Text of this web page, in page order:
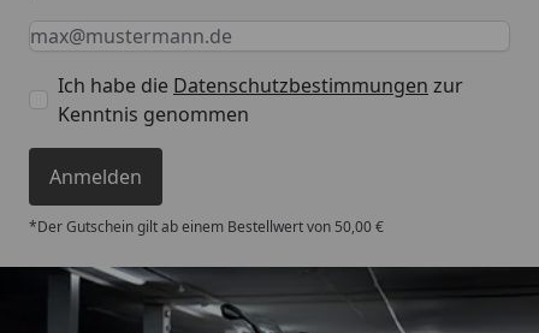
Keine Eingabe erforderlich
Eingabe erforderlich
E-Mail *
Ich habe die Datenschutzbestimmungen zur
Kenntnis genommen
Anmelden
*Der Gutschein gilt ab einem Bestellwert von 50,00 €